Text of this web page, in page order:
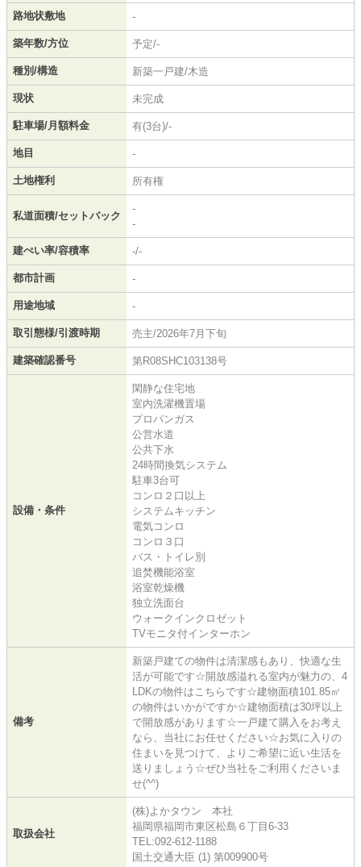
路地状敷地 -
築年数/方位 予定/-
種別/構造 新築一戸建/木造
現状 未完成
駐車場/月額料金 有(3台)/-
地目 -
土地権利 所有権
私道面積/セットバック
-
-
建ぺい率/容積率 -/-
都市計画 -
用途地域 -
取引態様/引渡時期 売主/2026年7月下旬
建築確認番号 第R08SHC103138号
設備・条件
閑静な住宅地
室内洗濯機置場
プロパンガス
公営水道
公共下水
24時間換気システム
駐車3台可
コンロ２口以上
システムキッチン
電気コンロ
コンロ３口
バス・トイレ別
追焚機能浴室
浴室乾燥機
独立洗面台
ウォークインクロゼット
TVモニタ付インターホン
備考
新築戸建ての物件は清潔感もあり、快適な生
活が可能です☆開放感溢れる室内が魅力の、4
LDKの物件はこちらです☆建物面積101.85㎡
の物件はいかがですか☆建物面積は30坪以上
で開放感があります☆一戸建て購入をお考え
なら、当社にお任せください☆お気に入りの
住まいを見つけて、よりご希望に近い生活を
送りましょう☆ぜひ当社をご利用くださいま
せ(^^)
取扱会社
(株)よかタウン 本社
福岡県福岡市東区松島６丁目6-33
TEL:092-612-1188
国土交通大臣 (1) 第009900号